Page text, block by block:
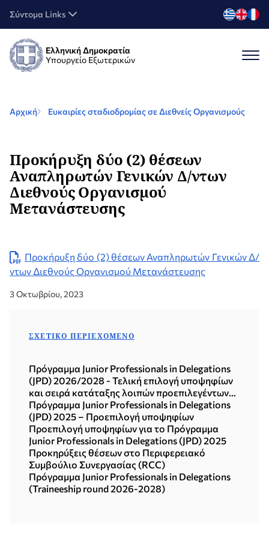
Σύντομα Links
Ελληνική Δημοκρατία
Υπουργείο Εξωτερικών
Αρχική Ευκαιρίες σταδιοδρομίας σε Διεθνείς Οργανισμούς
Προκήρυξη δύο (2) θέσεων
Αναπληρωτών Γενικών Δ/ντων
Διεθνούς Οργανισμού
Μετανάστευσης
Προκήρυξη δύο (2) θέσεων Αναπληρωτών Γενικών Δ/
ντων Διεθνούς Οργανισμού Μετανάστευσης
3 Οκτωβρίου, 2023
ΣΧΕΤΙΚΌ ΠΕΡΙΕΧΌΜΕΝΟ
Πρόγραμμα Junior Professionals in Delegations
(JPD) 2026/2028 - Τελική επιλογή υποψηφίων
και σειρά κατάταξης λοιπών προεπιλεγέντων
υποψηφίων
Πρόγραμμα Junior Professionals in Delegations
(JPD) 2025 – Προεπιλογή υποψηφίων
Προεπιλογή υποψηφίων για το Πρόγραμμα
Junior Professionals in Delegations (JPD) 2025
Προκηρύξεις θέσεων στο Περιφερειακό
Συμβούλιο Συνεργασίας (RCC)
Πρόγραμμα Junior Professionals in Delegations
(Traineeship round 2026-2028)